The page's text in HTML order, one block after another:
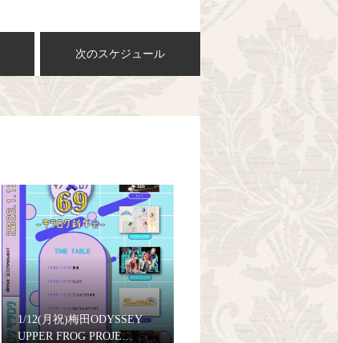
次のスケジュール
1/12(月祝)梅田ODYSSEY
UPPER FROG PROJE…